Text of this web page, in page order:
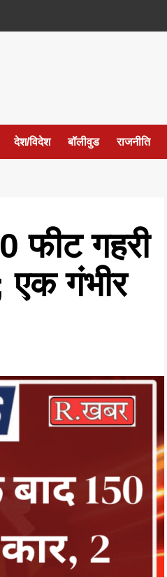
देश/विदेश बॉलीवुड राजनीति
फीट गहरी
एक गंभीर